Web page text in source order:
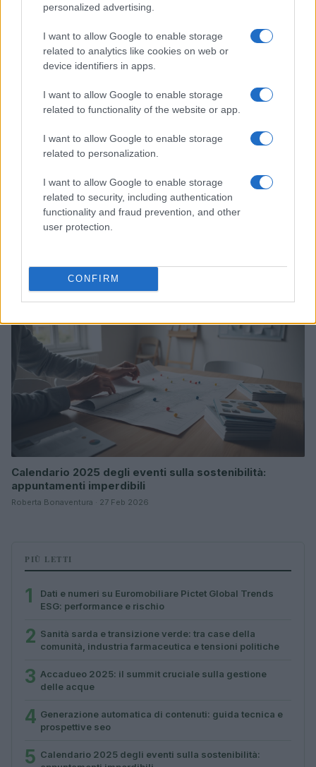
personalized advertising.
I want to allow Google to enable storage
related to analytics like cookies on web or
device identifiers in apps.
I want to allow Google to enable storage
related to functionality of the website or app.
I want to allow Google to enable storage
related to personalization.
I want to allow Google to enable storage
related to security, including authentication
functionality and fraud prevention, and other
user protection.
CONFIRM
Sanità sarda e transizione verde: tra case della
comunità, industria farmaceutica e tensioni politiche
Ilaria Galli · 15 Giu 2026
ESG NEWS
Calendario 2025 degli eventi sulla sostenibilità:
appuntamenti imperdibili
Roberta Bonaventura · 27 Feb 2026
PIÙ LETTI
1
Dati e numeri su Euromobiliare Pictet Global Trends
ESG: performance e rischio
2 Sanità sarda e transizione verde: tra case della
comunità, industria farmaceutica e tensioni politiche
3 Accadueo 2025: il summit cruciale sulla gestione
delle acque
4 Generazione automatica di contenuti: guida tecnica e
prospettive seo
5 Calendario 2025 degli eventi sulla sostenibilità: